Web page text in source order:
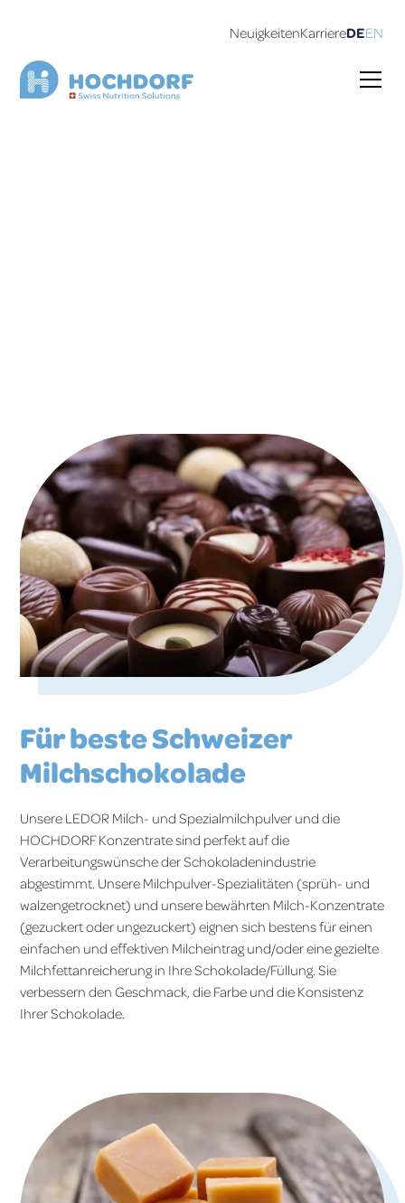
NeuigkeitenKarriereDEEN
Für beste Schweizer
Milchschokolade
Unsere LEDOR Milch- und Spezialmilchpulver und die
HOCHDORF Konzentrate sind perfekt auf die
Verarbeitungswünsche der Schokoladenindustrie
abgestimmt. Unsere Milchpulver-Spezialitäten (sprüh- und
walzengetrocknet) und unsere bewährten Milch-Konzentrate
(gezuckert oder ungezuckert) eignen sich bestens für einen
einfachen und effektiven Milcheintrag und/oder eine gezielte
Milchfettanreicherung in Ihre Schokolade/Füllung. Sie
verbessern den Geschmack, die Farbe und die Konsistenz
Ihrer Schokolade.